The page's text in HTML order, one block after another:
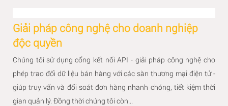
Giải pháp công nghệ cho doanh nghiệp
độc quyền
Chúng tôi sử dụng cổng kết nối API - giải pháp công nghệ cho
phép trao đổi dữ liệu bán hàng với các sàn thương mại điện tử -
giúp truy vấn và đối soát đơn hàng nhanh chóng, tiết kiệm thời
gian quản lý. Đồng thời chúng tôi còn...